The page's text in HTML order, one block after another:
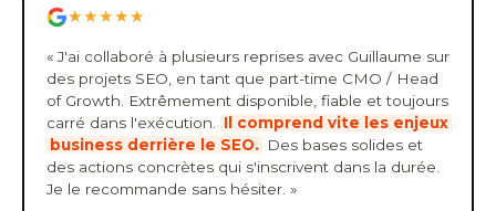
★★★★★
« J'ai collaboré à plusieurs reprises avec Guillaume sur
des projets SEO, en tant que part-time CMO / Head
of Growth. Extrêmement disponible, fiable et toujours
carré dans l'exécution.
Il comprend vite les enjeux
business derrière le SEO.
Des bases solides et
des actions concrètes qui s'inscrivent dans la durée.
Je le recommande sans hésiter. »